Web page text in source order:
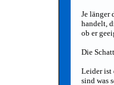
Je länger
handelt,
ob er
Die
Leider ist
sind was